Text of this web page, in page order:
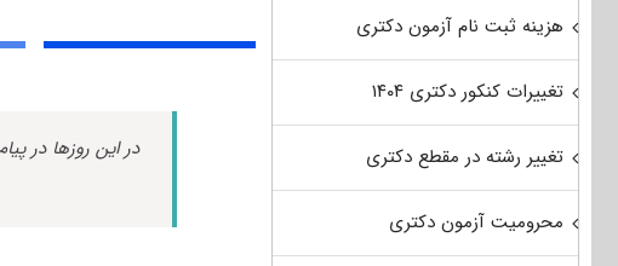
در این روزها در
هزینه ثبت نام آزمون دکتری
تغییرات کنکور دکتری ۱۴۰۴
تغییر رشته در مقطع دکتری
محرومیت آزمون دکتری